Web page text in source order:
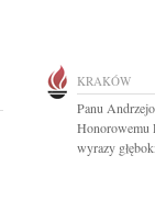
KRAKÓW
Panu
Honorowemu
wyrazy